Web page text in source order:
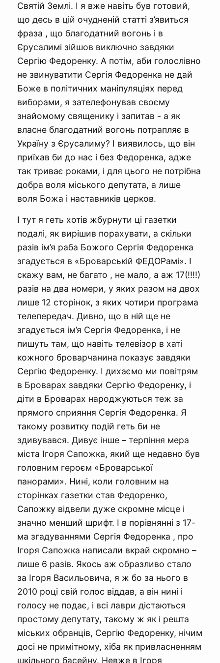
Святій Землі. І я вже навіть був готовий,
що десь в цій очудненій статті з’явиться
фраза , що благодатний вогонь і в
Єрусалимі зійшов виключно завдяки
Сергію Федоренку. А потім, аби голослівно
не звинуватити Сергія Федоренка не дай
Боже в політичних маніпуляціях перед
виборами, я зателефонував своєму
знайомому священику і запитав - а як
власне благодатний вогонь потрапляє в
Україну з Єрусалиму? І виявилось, що він
приїхав би до нас і без Федоренка, адже
так триває роками, і для цього не потрібна
добра воля міського депутата, а лише
воля Божа і наставників церков.
І тут я геть хотів жбурнути ці газетки
подалі, як вирішив порахувати, а скільки
разів ім’я раба Божого Сергія Федоренка
згадується в «Броварській ФЕДОРамі». І
скажу вам, не багато , не мало, а аж 17(!!!!)
разів на два номери, у яких разом на двох
лише 12 сторінок, з яких чотири програма
телепередач. Дивно, що в ній ще не
згадується ім’я Сергія Федоренка, і не
пишуть там, що навіть телевізор в хаті
кожного броварчанина показує завдяки
Сергію Федоренку. І дихаємо ми повітрям
в Броварах завдяки Сергію Федоренку, і
діти в Броварах народжуються теж за
прямого сприяння Сергія Федоренка. Я
такому розвитку подій геть би не
здивувався. Дивує інше – терпіння мера
міста Ігоря Сапожка, який ще недавно був
головним героєм «Броварської
панорами». Нині, коли головним на
сторінках газетки став Федоренко,
Сапожку відвели дуже скромне місце і
значно менший шрифт. І в порівнянні з 17-
ма згадуваннями Сергія Федоренка , про
Ігоря Сапожка написали вкрай скромно –
лише 6 разів. Якось аж образливо стало
за Ігоря Васильовича, я ж бо за нього в
2010 році свій голос віддав, а він нині і
голосу не подає, і всі лаври дістаються
простому депутату, такому ж як і решта
міських обранців, Сергію Федоренку, нічим
досі не примітному, хіба як привласненням
шкільного басейну. Невже в Ігоря